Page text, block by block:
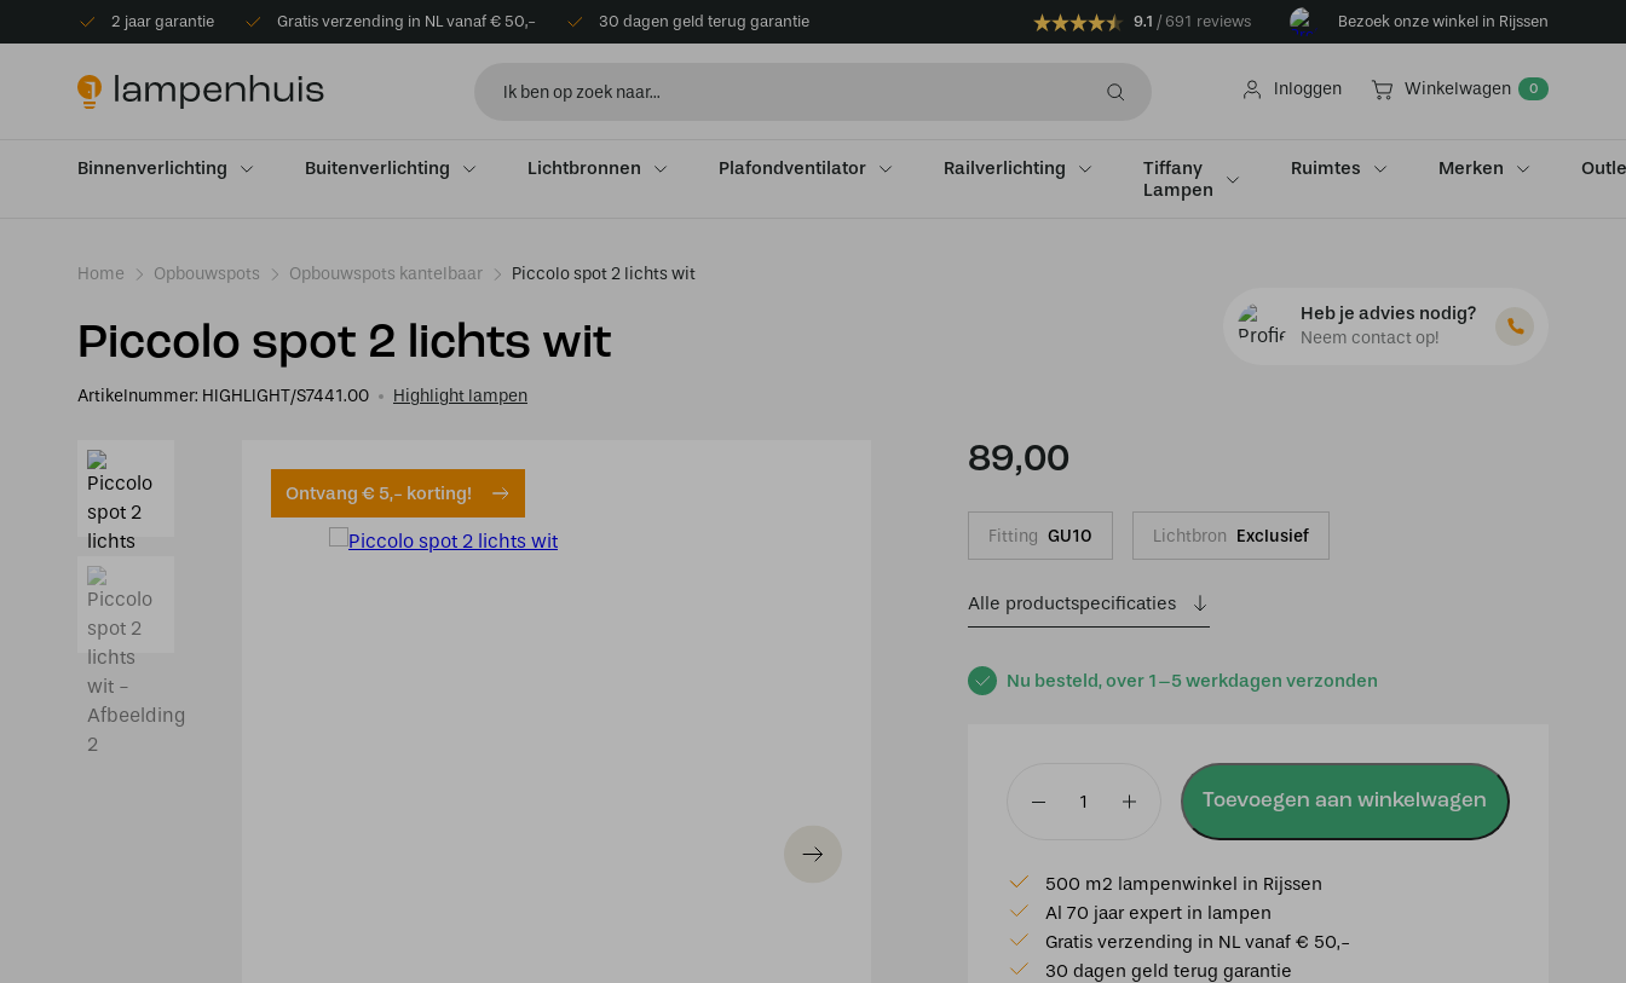
2 jaar garantie Gratis verzending in NL vanaf € 50,- 30 dagen geld terug garantie 9.1 691 reviews Bezoek onze winkel in Rijssen
Inloggen Winkelwagen 0
Binnenverlichting Buitenverlichting Lichtbronnen Plafondventilator Railverlichting
Tiffany
Lampen
Ruimtes Merken
Home Opbouwspots Opbouwspots kantelbaar Piccolo spot 2 lichts wit
Piccolo spot 2 lichts wit
Artikelnummer: HIGHLIGHT/S7441.00 Highlight lampen
Heb je advies nodig?
Neem contact op!
Ontvang € 5,- korting!
Nu besteld, over 1–5 werkdagen verzonden
89,00
Fitting GU10 Lichtbron Exclusief
Alle productspecificaties
lichts
wit
aantal
Toevoegen aan winkelwagen
500 m2 lampenwinkel in Rijssen
Al 70 jaar expert in lampen
Gratis verzending in NL vanaf € 50,-
30 dagen geld terug garantie